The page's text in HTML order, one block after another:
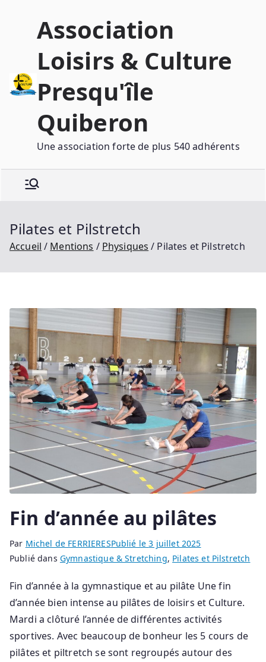
Association
Loisirs & Culture
Presqu'île
Quiberon
Une association forte de plus 540 adhérents
Pilates et Pilstretch
Accueil Mentions Physiques Pilates et Pilstretch
Fin d’année au pilâtes
Par Michel de FERRIERESPublié le3 juillet 2025
Publié dans Gymnastique & Stretching, Pilates et Pilstretch
Fin d’année à la gymnastique et au pilâte Une fin
d’année bien intense au pilâtes de loisirs et Culture.
Mardi a clôturé l’année de différentes activités
sportives. Avec beaucoup de bonheur les 5 cours de
pilâtes et piltretch se sont regroupés autour des